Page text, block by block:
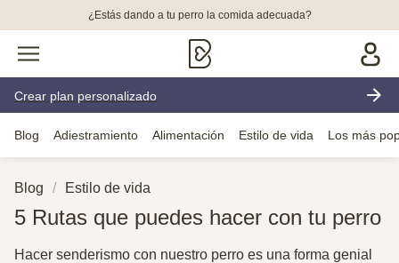
¿Estás dando a tu perro la comida adecuada?
Crear plan personalizado
Blog Adiestramiento Alimentación Estilo de vida Los más
Blog Estilo de vida
5 Rutas que puedes hacer con tu perro
Hacer senderismo con nuestro perro es una forma genial